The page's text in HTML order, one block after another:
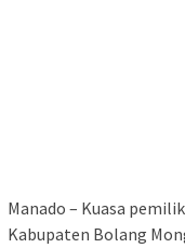
Manado – Kuasa
Kabupaten Bolang